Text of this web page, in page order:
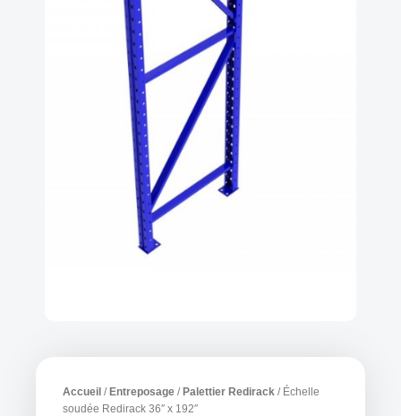
Accueil /Entreposage /Palettier Redirack / Échelle
soudée Redirack 36″ x 192″